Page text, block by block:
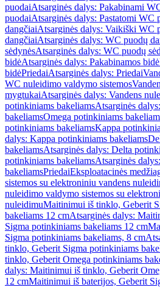
puodaiAtsarginės dalys: Pakabinami
puodaiAtsarginės dalys: Pastatomi WC
dangčiaiAtsarginės dalys: Vaikiški WC
dangčiaiAtsarginės dalys: WC puodų
sėdynėsAtsarginės dalys: WC puodų
bidėAtsarginės dalys: Pakabinamos bidė
bidėPriedaiAtsarginės dalys: Priedai
WC nuleidimo valdymo sistemos
mygtukaiAtsarginės dalys: Vandens
potinkiniams bakeliamsAtsarginės
bakeliamsOmega potinkiniams
potinkiniams bakeliamsKappa
dalys: Kappa potinkiniams bakeliams
bakeliamsAtsarginės dalys: Delta
potinkiniams bakeliamsAtsarginės
bakeliamsPriedaiEksploatacinės
sistemos su elektroniniu vandens
nuleidimo valdymo sistemos su
nuleidimuMaitinimui iš tinklo, Geberit
bakeliams 12 cmAtsarginės dalys:
Sigma potinkiniams bakeliams 12 cm
Sigma potinkiniams bakeliams, 8 cm
tinklo, Geberit Sigma potinkiniams
tinklo, Geberit Omega potinkiniams
dalys: Maitinimui iš tinklo, Geberit
12 cmMaitinimui iš baterijos, Geberit